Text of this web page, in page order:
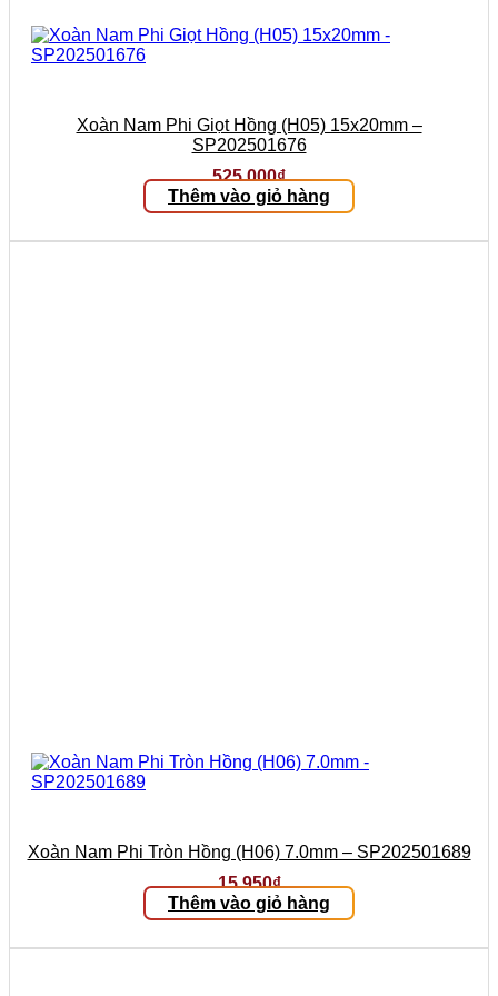
Xoàn Nam Phi Giọt Hồng (H05) 15x20mm –
SP202501676
525.000₫
Thêm vào giỏ hàng
Xoàn Nam Phi Tròn Hồng (H06) 7.0mm – SP202501689
15.950₫
Thêm vào giỏ hàng